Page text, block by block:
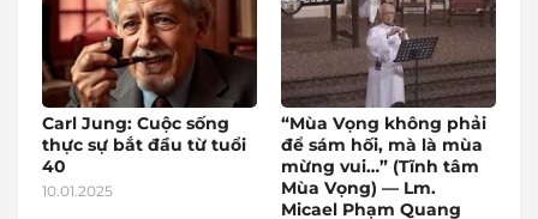
Carl Jung: Cuộc sống
thực sự bắt đầu từ tuổi
40
10.01.2025
“Mùa Vọng không phải
để sám hối, mà là mùa
mừng vui…” (Tĩnh tâm
Mùa Vọng) — Lm.
Micael Phạm Quang